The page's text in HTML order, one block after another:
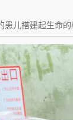
患儿搭建起生命